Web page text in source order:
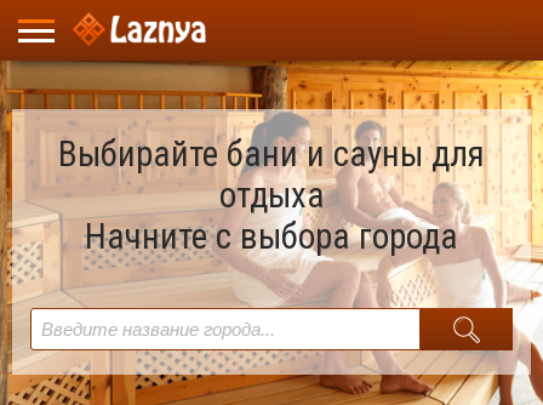
Выбирайте бани и сауны для
отдыха
Начните с выбора города